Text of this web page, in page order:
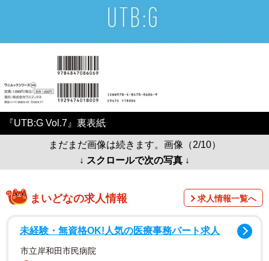
『UTB:G Vol.7』裏表紙
まだまだ画像は続きます。画像（2/10）
↓ スクロールで次の写真 ↓
まいどなの求人情報 求人情報一覧へ
未経験・無資格OK!人気の医療事務パート求人
市立岸和田市民病院